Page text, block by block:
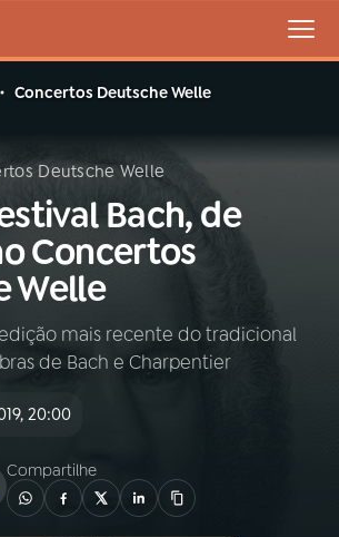
Buscar
AO VIVO
Concertos Deutsche Welle
Deutsche Welle
Bach, de
Concertos
Welle
mais recente do tradicional
de Bach e Charpentier
20:00
Compartilhe